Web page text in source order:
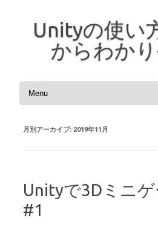
Unityの使い
からわかり
コンテンツへスキップ
月別アーカイブ: 2019年11月
Unityで3Dミニ
#1